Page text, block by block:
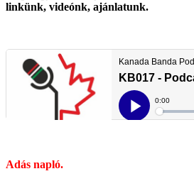
linkünk, videónk, ajánlatunk.
Adás napló.